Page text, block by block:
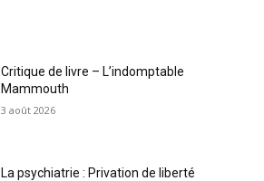
Critique de livre – L’indomptable
Mammouth
3 août 2026
La psychiatrie : Privation de liberté